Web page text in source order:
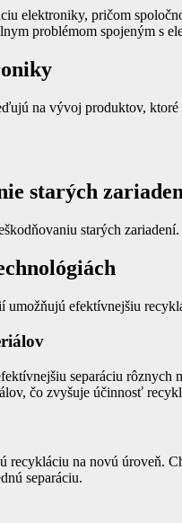
elektroniky, pričom
problémom spojeným s
na vývoj produktov,
starých
starých
efektívnejšiu
separáciu
čo zvyšuje účinnosť
recykláciu na novú úroveň.
separáciu.